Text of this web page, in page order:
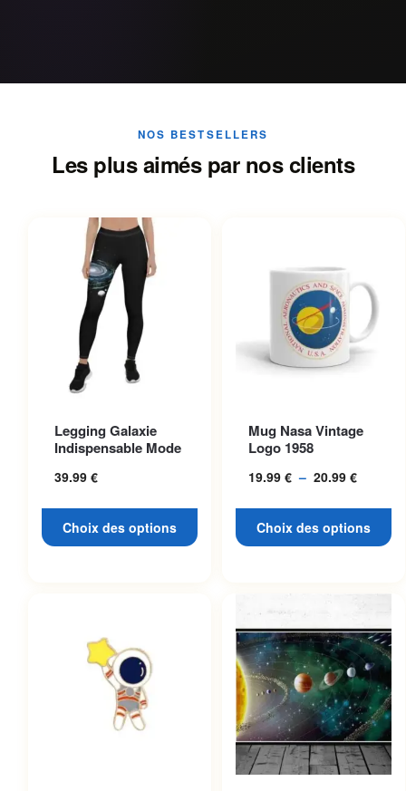
NOS BESTSELLERS
Les plus aimés par nos clients
Legging Galaxie
Indispensable Mode
39.99 €
Choix des options
variations. Les options
peuvent être choisies sur la
page du produit
Mug Nasa Vintage
Logo 1958
19.99 € – 20.99 €
19.99 €
Choix des options
variations. Les options
peuvent être choisies sur la
page du produit